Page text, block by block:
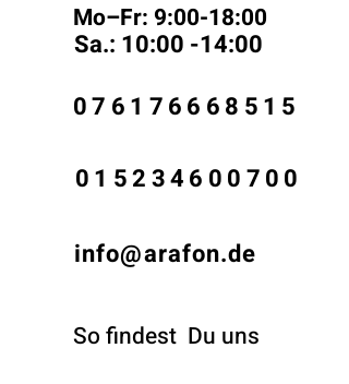
Mo–Fr: 9:00-18:00 ​
Sa.: 10:00 -14:00
076176668515
015234600700
info@arafon.de
So findest Du uns